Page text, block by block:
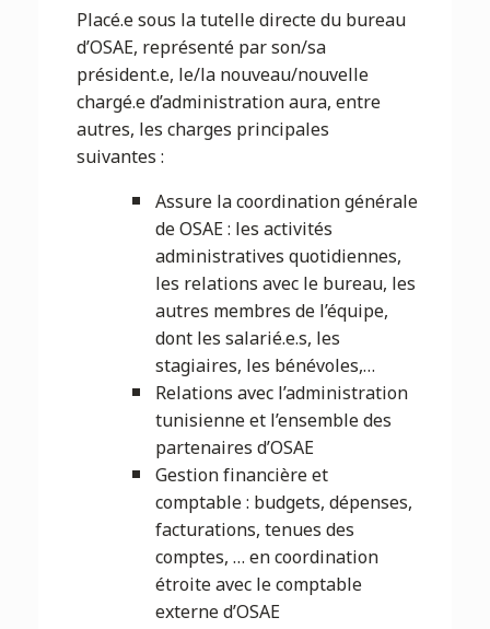
Placé.e sous la tutelle directe du bureau
d’OSAE, représenté par son/sa
président.e, le/la nouveau/nouvelle
chargé.e d’administration aura, entre
autres, les charges principales
suivantes :
Assure la coordination générale
de OSAE : les activités
administratives quotidiennes,
les relations avec le bureau, les
autres membres de l’équipe,
dont les salarié.e.s, les
stagiaires, les bénévoles,…
Relations avec l’administration
tunisienne et l’ensemble des
partenaires d’OSAE
Gestion financière et
comptable : budgets, dépenses,
facturations, tenues des
comptes, … en coordination
étroite avec le comptable
externe d’OSAE